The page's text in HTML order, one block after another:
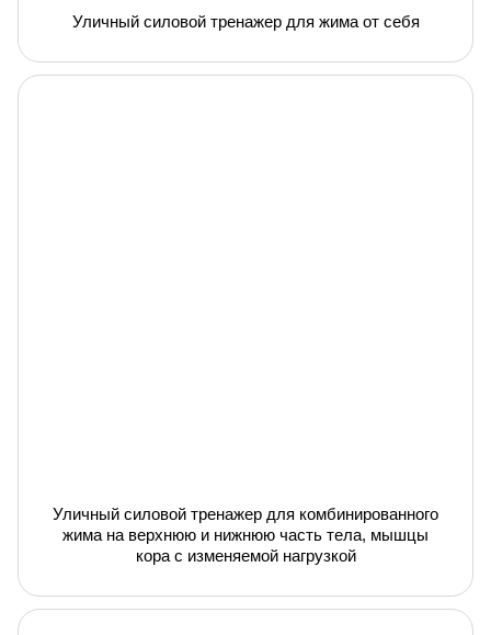
Уличный силовой тренажер для жима от себя
Уличный силовой тренажер для комбинированного
жима на верхнюю и нижнюю часть тела, мышцы
кора с изменяемой нагрузкой